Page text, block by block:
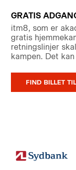
GRATIS
itm8, som er
gratis
retningslinjer
kampen. Det
FIND BILLET